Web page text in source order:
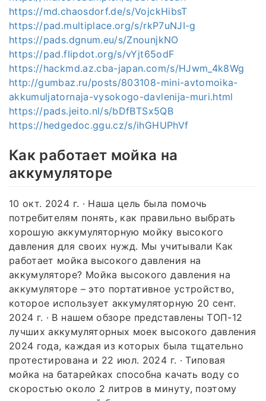
https://md.chaosdorf.de/s/VojckHibsT
https://pad.multiplace.org/s/rkP7uNJI-g
https://pads.dgnum.eu/s/ZnounjkNO
https://pad.flipdot.org/s/vYjt65odF
https://hackmd.az.cba-japan.com/s/HJwm_4k8Wg
http://gumbaz.ru/posts/803108-mini-avtomoika-
akkumuljatornaja-vysokogo-davlenija-muri.html
https://pads.jeito.nl/s/bDfBTSx5QB
https://hedgedoc.ggu.cz/s/ihGHUPhVf
Как работает мойка на
аккумуляторе
10 окт. 2024 г. · Наша цель была помочь
потребителям понять, как правильно выбрать
хорошую аккумуляторную мойку высокого
давления для своих нужд. Мы учитывали Как
работает мойка высокого давления на
аккумуляторе? Мойка высокого давления на
аккумуляторе – это портативное устройство,
которое использует аккумуляторную 20 сент.
2024 г. · В нашем обзоре представлены ТОП-12
лучших аккумуляторных моек высокого давления
2024 года, каждая из которых была тщательно
протестирована и 22 июл. 2024 г. · Типовая
мойка на батарейках способна качать воду со
скоростью около 2 литров в минуту, поэтому